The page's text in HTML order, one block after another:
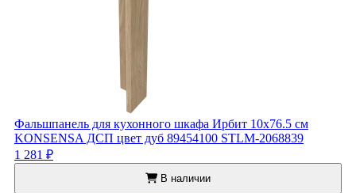
Фальшпанель для кухонного шкафа Ирбит 10x76.5 см
KONSENSA ДСП цвет дуб 89454100 STLM-2068839
1 281 ₽
В наличии